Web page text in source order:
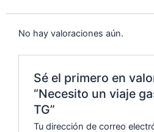
No hay valoraciones aún.
Sé el primero en
“Necesito un viaje
TG”
Tu dirección de correo